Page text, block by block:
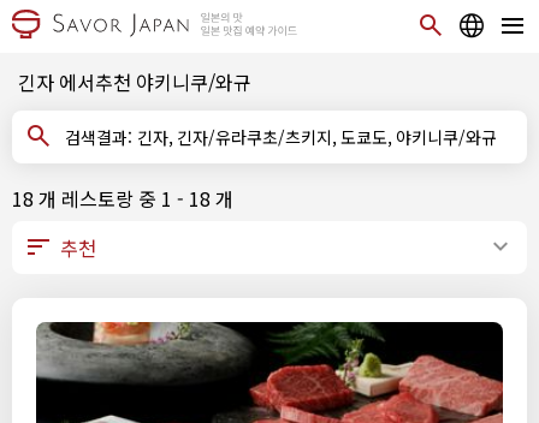
긴자 에서추천 야키니쿠/와규
검색결과: 긴자, 긴자/유라쿠초/츠키지, 도쿄도, 야키니쿠/와규
18 개 레스토랑 중 1 - 18 개